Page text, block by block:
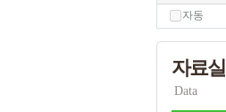
자동
자료실
Data